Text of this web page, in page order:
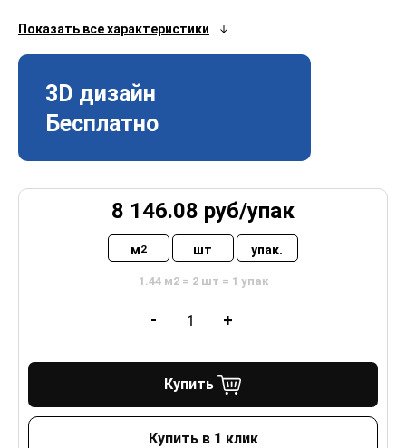
Показать все характеристики
3D дизайн
Бесплатно
8 146.08 руб/упак
м2 шт упак.
1.44 м2 = 2 шт = 1 упак
- +
Купить
Купить в 1 клик